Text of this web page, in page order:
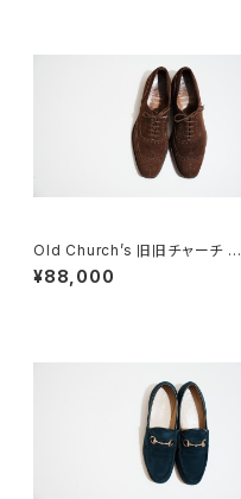
Old Church’s 旧旧チャーチ 二
都市 Buck 85D
¥88,000